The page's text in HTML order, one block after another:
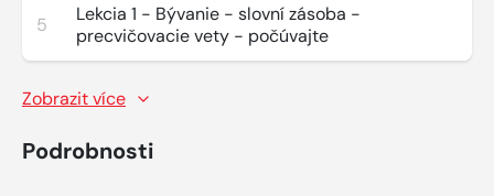
5
Lekcia 1 - Bývanie - slovní zásoba -
precvičovacie vety - počúvajte
Zobrazit více
Podrobnosti